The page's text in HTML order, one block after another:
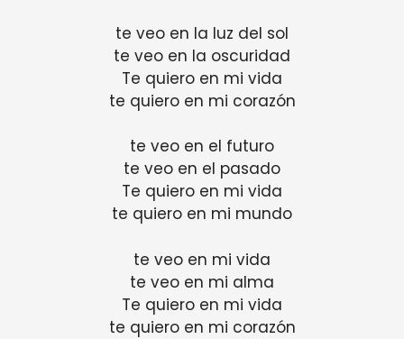
te veo en la luz del sol
te veo en la oscuridad
Te quiero en mi vida
te quiero en mi corazón
te veo en el futuro
te veo en el pasado
Te quiero en mi vida
te quiero en mi mundo
te veo en mi vida
te veo en mi alma
Te quiero en mi vida
te quiero en mi corazón